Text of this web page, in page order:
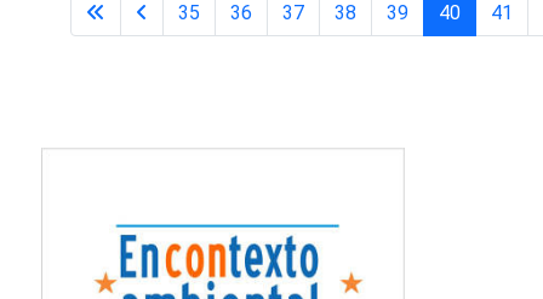
Página 40 de 65
35 36 37 38 39 40 41